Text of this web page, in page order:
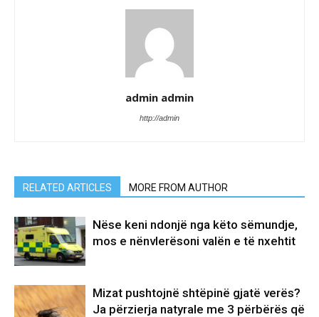
admin admin
http://admin
RELATED ARTICLES MORE FROM AUTHOR
Nëse keni ndonjë nga këto sëmundje,
mos e nënvlerësoni valën e të nxehtit
Mizat pushtojnë shtëpinë gjatë verës?
Ja përzierja natyrale me 3 përbërës që